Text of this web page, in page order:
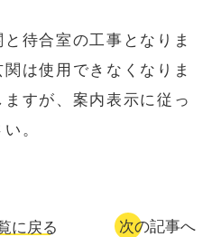
待合室の工事となりま
は使用できなくなりま
すが、案内表示に従っ
。
に戻る 次の記事へ